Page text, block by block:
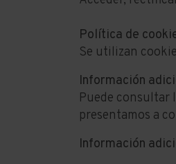
Política de
Se utilizan
Información
Puede consultar
presentamos a
Información